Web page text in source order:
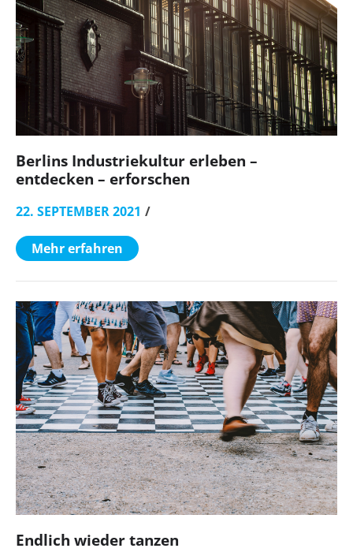
Berlins Industriekultur erleben –
entdecken – erforschen
22. SEPTEMBER 2021
Mehr erfahren
Endlich wieder tanzen